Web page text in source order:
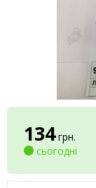
134 грн.
сьогодні